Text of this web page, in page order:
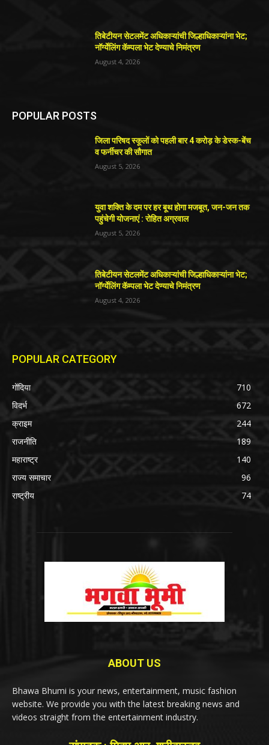
तिबेटीयन सेटलमेंट अधिकाऱ्यांची जिल्हाधिकाऱ्यांना भेट;
नॉर्ग्येलिंग कॅम्पला भेट देण्याचे निमंत्रण
August 4, 2026
POPULAR POSTS
जिला परिषद स्कूलों को पहली बार 4 करोड़ के डेस्क-बेंच
व फर्नीचर की सौगात
August 5, 2026
युवा शक्ति के दम पर हर बूथ होगा मजबूत, जन-जन तक
पहुंचेगी योजनाएं : रोहित अग्रवाल
August 5, 2026
तिबेटीयन सेटलमेंट अधिकाऱ्यांची जिल्हाधिकाऱ्यांना भेट;
नॉर्ग्येलिंग कॅम्पला भेट देण्याचे निमंत्रण
August 4, 2026
POPULAR CATEGORY
गोंदिया
710
विदर्भ
672
क्राइम
244
राजनीति
189
महाराष्ट्र
140
राज्य समाचार
96
राष्ट्रीय
74
ABOUT US
Bhawa Bhumi is your news, entertainment, music fashion
website. We provide you with the latest breaking news and
videos straight from the entertainment industry.